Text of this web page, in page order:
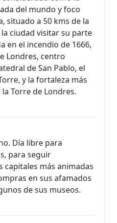
del mundo y foco
situado a 50 kms de la
ciudad visitar su parte
en el incendio de 1666,
Londres, centro
de San Pablo, el
y la fortaleza más
Torre de Londres.
Día libre para
para seguir
capitales más animadas
en sus afamados
de sus museos.